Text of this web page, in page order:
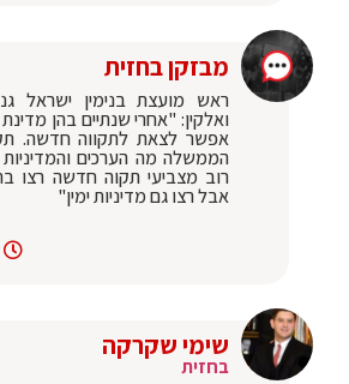
מבזקן בחזית
ראש מועצת בנימין ישראל
ואלקין: "אחרי שנתיים בהן
אפשר לצאת לתקווה חדשה.
הממשלה מה הערכים
רוב מצביעי תקוה חדשה רצו
אבל רצו גם מדיניות ימין"
שימי שקרקה
בחזית